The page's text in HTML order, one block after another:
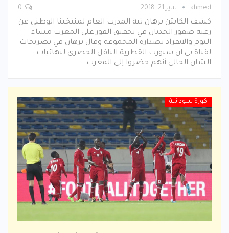
ahmed يناير 21, 2018
كشف الكابتن برهان تية المدرب العام لمنتخبنا الوطني عن
رغبة صقور الجديان في تحقيق الفوز على المغرب مساء
اليوم والانفراد بصدارة المجموعة وقال برهان في تصريحات
لقناة بي ان سبورت القطرية الناقل الحصري لنهائيات
الشان الحالي أنهم حضروا إلى المغرب…
كورة سودانية